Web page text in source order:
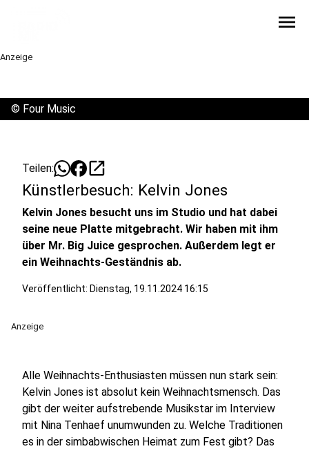
menu
Anzeige
© Four Music
Teilen: open_in_new
Künstlerbesuch: Kelvin Jones
Kelvin Jones besucht uns im Studio und hat dabei
seine neue Platte mitgebracht. Wir haben mit ihm
über Mr. Big Juice gesprochen. Außerdem legt er
ein Weihnachts-Geständnis ab.
Veröffentlicht: Dienstag, 19.11.2024 16:15
Anzeige
Alle Weihnachts-Enthusiasten müssen nun stark sein:
Kelvin Jones ist absolut kein Weihnachtsmensch. Das
gibt der weiter aufstrebende Musikstar im Interview
mit Nina Tenhaef unumwunden zu. Welche Traditionen
es in der simbabwischen Heimat zum Fest gibt? Das